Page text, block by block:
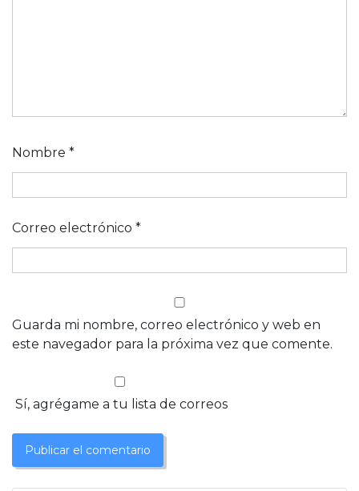
Nombre *
Correo electrónico *
Guarda mi nombre, correo electrónico y web en
este navegador para la próxima vez que comente.
Sí, agrégame a tu lista de correos